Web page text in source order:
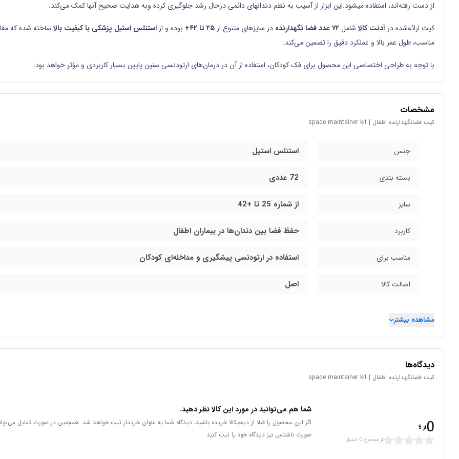
از دست رفته‌اند، استفاده میشود.این ابزار از آسیب به نظم دندانهای دائمی درحال رشد جلوگیری کرده وبه هدایت صحیح آنها کمک می‌کند.
کیت ارائه‌شده در آدنت کالاشامل ۷۲ عدد فضا نگهدارنده در سایزهای متنوع از ۲۵ تا ۴۲+ بوده و از استنلس استیل پزشکی با کیفیت بالاساخته شده که
مناسب، طول عمر بالا و عملکرد دقیق را تضمین می‌کند.
با توجه به طراحی اختصاصی این محصول برای فک کودکان، استفاده از آن در درمان‌های ارتودنسی سنین پایین بسیار کاربردی و مؤثر خواهد بود.
مشخصات
كيت فضانگهدارنده اطفال | space maintainer kit
جنس استنلس استیل
بسته بندی 72 عددی
سایز از شماره 25 تا +42
کاربرد حفظ فضا بین دندان‌ها در بیماران اطفال
مناسب برای استفاده در ارتودنسی پیشگیری و مداخله‌ای کودکان
اصالت کالا اصل
مشاهده بیشتر
دیدگاه‌ها
كيت فضانگهدارنده اطفال | space maintainer kit
0 از 5
از مجموع 0 امتیاز
شما هم می‌توانید در مورد این کالا نظر دهید.
اگر این محصول را قبلا از دیجیکالا خریده باشید، دیدگاه شما به عنوان خریدار ثبت خواهد شد. همچنین در صورت تمایل
صورت ناشناس نیز دیدگاه خود را ثبت کنید